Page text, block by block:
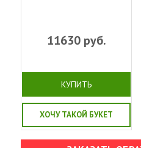
11630руб.
КУПИТЬ
ХОЧУ ТАКОЙ БУКЕТ